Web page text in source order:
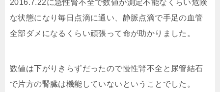
2016.7.22に急性腎不全で数値が測定不能なくらい危険
な状態になり毎日点滴に通い、静脈点滴で手足の血管
全部ダメになるくらい頑張って命が助かりました。
数値は下がりきらずだったので慢性腎不全と尿管結石
で片方の腎臓は機能していないということでした。